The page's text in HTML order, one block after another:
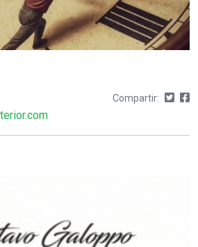
Compartir: